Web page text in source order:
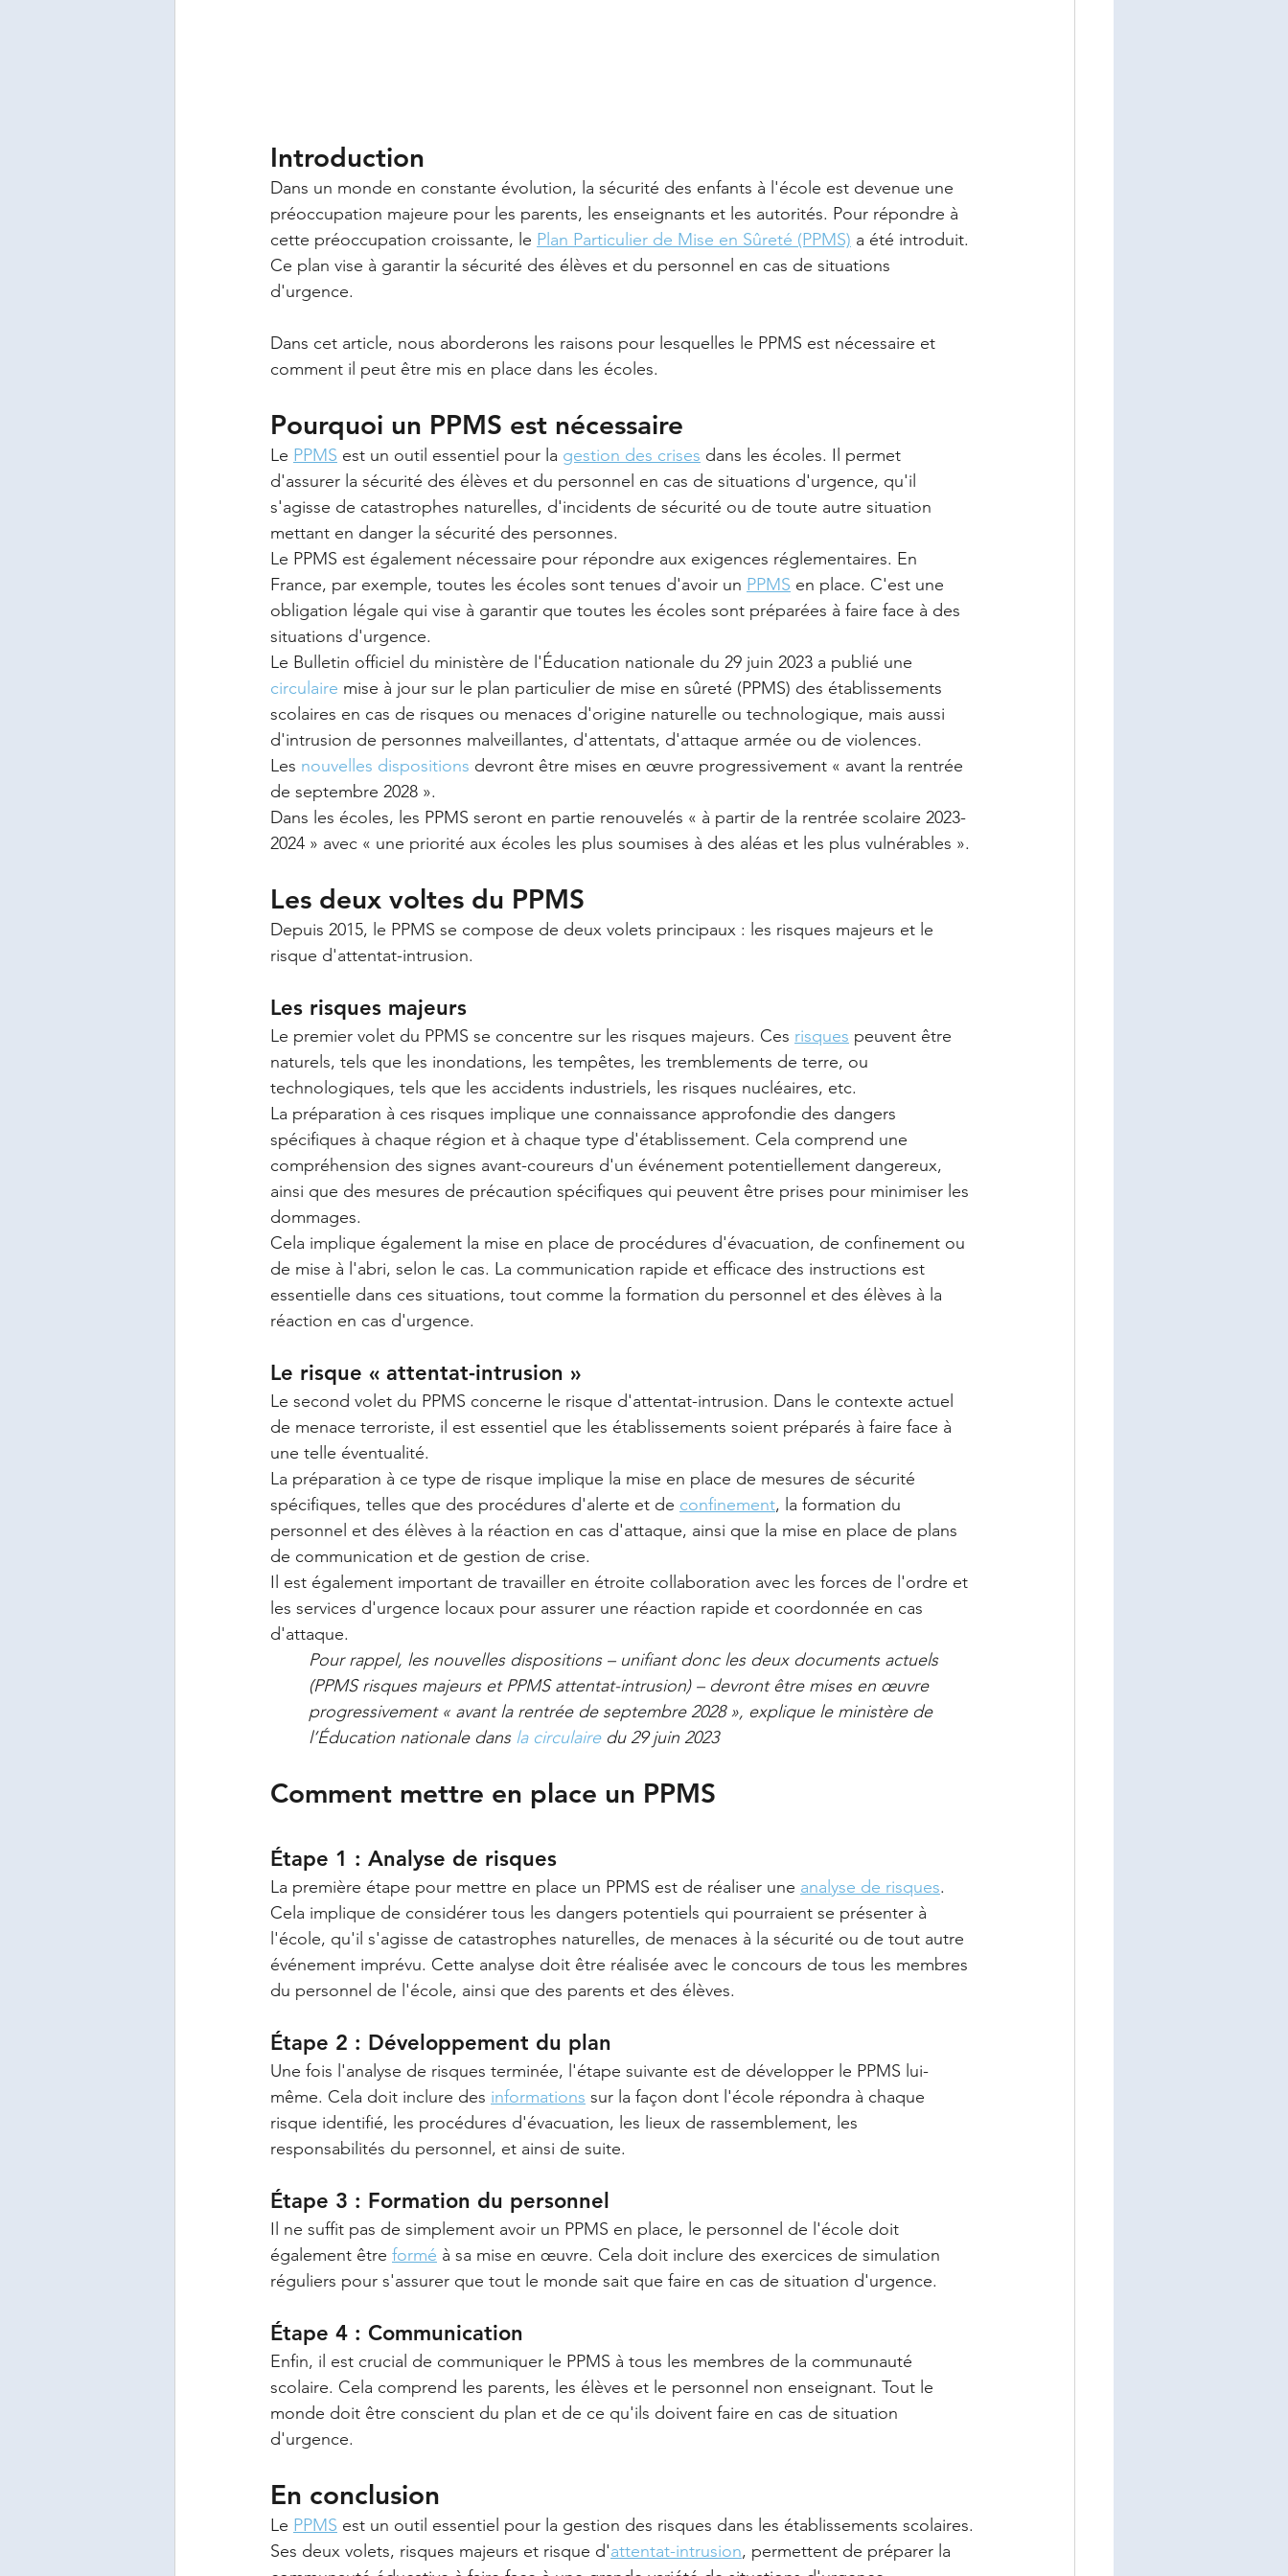
Introduction
Dans un monde en constante évolution, la sécurité des enfants à l'école est devenue une
préoccupation majeure pour les parents, les enseignants et les autorités. Pour répondre à
cette préoccupation croissante, le Plan Particulier de Mise en Sûreté (PPMS) a été introduit.
Ce plan vise à garantir la sécurité des élèves et du personnel en cas de situations
d'urgence.
Dans cet article, nous aborderons les raisons pour lesquelles le PPMS est nécessaire et
comment il peut être mis en place dans les écoles.
Pourquoi un PPMS est nécessaire
Le PPMS est un outil essentiel pour la gestion des crises dans les écoles. Il permet
d'assurer la sécurité des élèves et du personnel en cas de situations d'urgence, qu'il
s'agisse de catastrophes naturelles, d'incidents de sécurité ou de toute autre situation
mettant en danger la sécurité des personnes.
Le PPMS est également nécessaire pour répondre aux exigences réglementaires. En
France, par exemple, toutes les écoles sont tenues d'avoir un PPMS en place. C'est une
obligation légale qui vise à garantir que toutes les écoles sont préparées à faire face à des
situations d'urgence.
Le Bulletin officiel du ministère de l'Éducation nationale du 29 juin 2023 a publié une
circulaire mise à jour sur le plan particulier de mise en sûreté (PPMS) des établissements
scolaires en cas de risques ou menaces d'origine naturelle ou technologique, mais aussi
d'intrusion de personnes malveillantes, d'attentats, d'attaque armée ou de violences.
Les nouvelles dispositions devront être mises en œuvre progressivement « avant la rentrée
de septembre 2028 ».
Dans les écoles, les PPMS seront en partie renouvelés « à partir de la rentrée scolaire 2023-
2024 » avec « une priorité aux écoles les plus soumises à des aléas et les plus vulnérables ».
Les deux voltes du PPMS
Depuis 2015, le PPMS se compose de deux volets principaux : les risques majeurs et le
risque d'attentat-intrusion.
Les risques majeurs
Le premier volet du PPMS se concentre sur les risques majeurs. Ces risques peuvent être
naturels, tels que les inondations, les tempêtes, les tremblements de terre, ou
technologiques, tels que les accidents industriels, les risques nucléaires, etc.
La préparation à ces risques implique une connaissance approfondie des dangers
spécifiques à chaque région et à chaque type d'établissement. Cela comprend une
compréhension des signes avant-coureurs d'un événement potentiellement dangereux,
ainsi que des mesures de précaution spécifiques qui peuvent être prises pour minimiser les
dommages.
Cela implique également la mise en place de procédures d'évacuation, de confinement ou
de mise à l'abri, selon le cas. La communication rapide et efficace des instructions est
essentielle dans ces situations, tout comme la formation du personnel et des élèves à la
réaction en cas d'urgence.
Le risque « attentat-intrusion »
Le second volet du PPMS concerne le risque d'attentat-intrusion. Dans le contexte actuel
de menace terroriste, il est essentiel que les établissements soient préparés à faire face à
une telle éventualité.
La préparation à ce type de risque implique la mise en place de mesures de sécurité
spécifiques, telles que des procédures d'alerte et de confinement, la formation du
personnel et des élèves à la réaction en cas d'attaque, ainsi que la mise en place de plans
de communication et de gestion de crise.
Il est également important de travailler en étroite collaboration avec les forces de l'ordre et
les services d'urgence locaux pour assurer une réaction rapide et coordonnée en cas
d'attaque.
Pour rappel, les nouvelles dispositions – unifiant donc les deux documents actuels
(PPMS risques majeurs et PPMS attentat-intrusion) – devront être mises en œuvre
progressivement « avant la rentrée de septembre 2028 », explique le ministère de
l’Éducation nationale dans la circulaire du 29 juin 2023
Comment mettre en place un PPMS
Étape 1 : Analyse de risques
La première étape pour mettre en place un PPMS est de réaliser une analyse de risques.
Cela implique de considérer tous les dangers potentiels qui pourraient se présenter à
l'école, qu'il s'agisse de catastrophes naturelles, de menaces à la sécurité ou de tout autre
événement imprévu. Cette analyse doit être réalisée avec le concours de tous les membres
du personnel de l'école, ainsi que des parents et des élèves.
Étape 2 : Développement du plan
Une fois l'analyse de risques terminée, l'étape suivante est de développer le PPMS lui-
même. Cela doit inclure des informations sur la façon dont l'école répondra à chaque
risque identifié, les procédures d'évacuation, les lieux de rassemblement, les
responsabilités du personnel, et ainsi de suite.
Étape 3 : Formation du personnel
Il ne suffit pas de simplement avoir un PPMS en place, le personnel de l'école doit
également être formé à sa mise en œuvre. Cela doit inclure des exercices de simulation
réguliers pour s'assurer que tout le monde sait que faire en cas de situation d'urgence.
Étape 4 : Communication
Enfin, il est crucial de communiquer le PPMS à tous les membres de la communauté
scolaire. Cela comprend les parents, les élèves et le personnel non enseignant. Tout le
monde doit être conscient du plan et de ce qu'ils doivent faire en cas de situation
d'urgence.
En conclusion
Le PPMS est un outil essentiel pour la gestion des risques dans les établissements scolaires.
Ses deux volets, risques majeurs et risque d'attentat-intrusion, permettent de préparer la